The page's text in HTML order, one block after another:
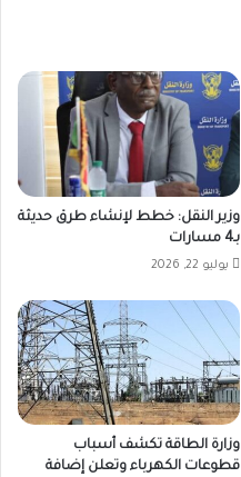
وزير النقل: خطط لإنشاء طرق حديثة
بـ4 مسارات
يوليو 22, 2026
وزارة الطاقة تكشف أسباب
قطوعات الكهرباء وتعلن إضافة